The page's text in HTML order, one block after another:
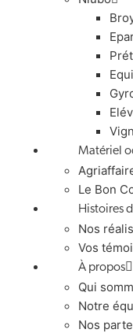
Matériel
Le Bon
Histoires
Nos
Vos
À propos
Qui
Notre
Nos